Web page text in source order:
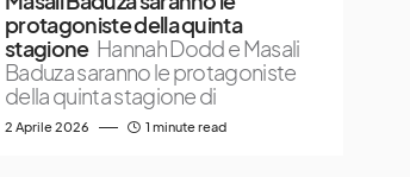
protagoniste della quinta
stagione Hannah Dodd e Masali
Baduza saranno le protagoniste
della quinta stagione di
2 Aprile 2026 1 minute read